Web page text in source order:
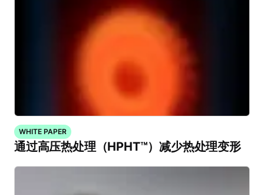
WHITE PAPER
通过高压热处理（HPHT™）减少热处理变形